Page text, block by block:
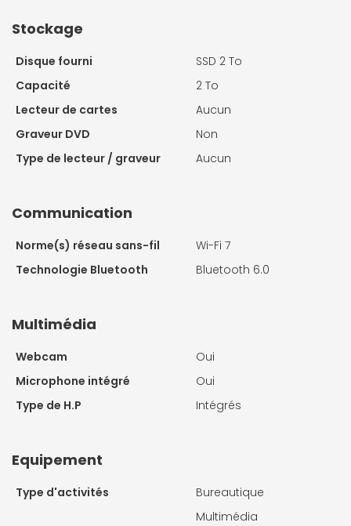
Stockage
Disque fourni
SSD 2 To
Capacité
2 To
Lecteur de cartes
Aucun
Graveur DVD
Non
Type de lecteur / graveur
Aucun
Communication
Norme(s) réseau sans-fil
Wi-Fi 7
Technologie Bluetooth
Bluetooth 6.0
Multimédia
Webcam
Oui
Microphone intégré
Oui
Type de H.P
Intégrés
Equipement
Type d'activités
Bureautique
Multimédia